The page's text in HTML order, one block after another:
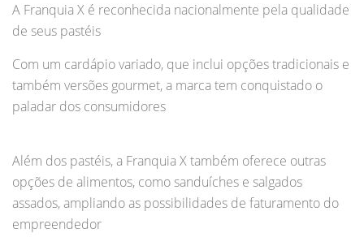
A Franquia X é reconhecida nacionalmente pela qualidade
de seus pastéis
Com um cardápio variado, que inclui opções tradicionais e
também versões gourmet, a marca tem conquistado o
paladar dos consumidores
Além dos pastéis, a Franquia X também oferece outras
opções de alimentos, como sanduíches e salgados
assados, ampliando as possibilidades de faturamento do
empreendedor